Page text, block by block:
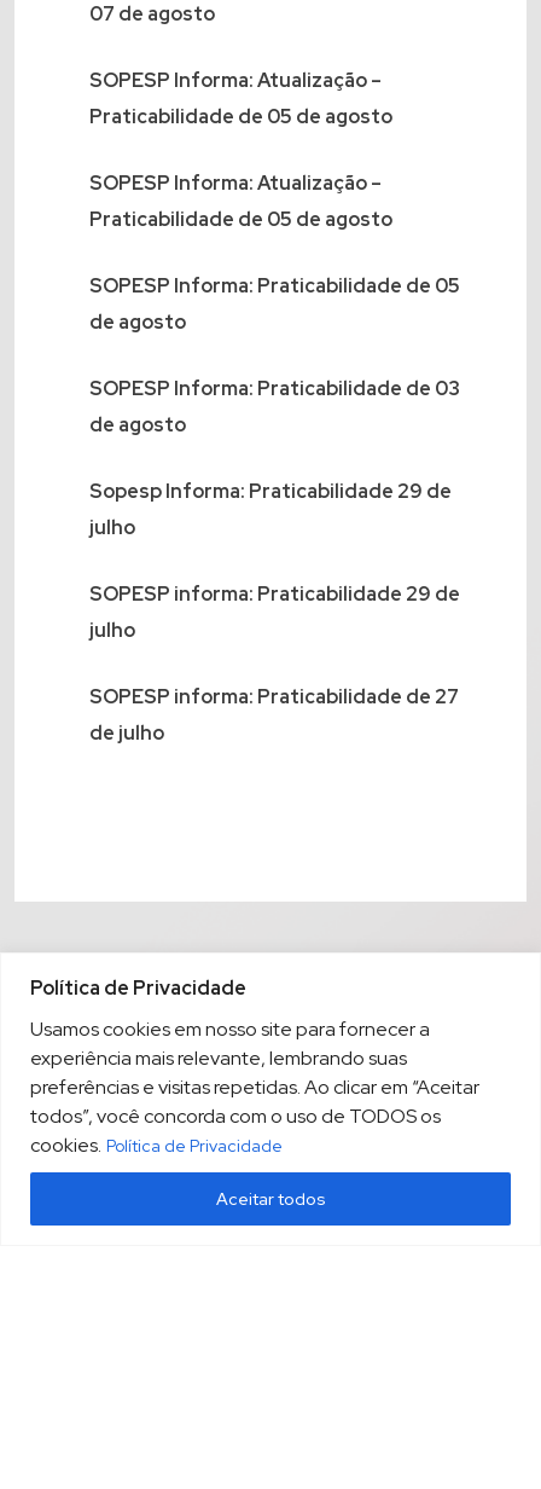
Política de Privacidade
Usamos cookies em nosso site para fornecer a
experiência mais relevante, lembrando suas
preferências e visitas repetidas. Ao clicar em “Aceitar
todos”, você concorda com o uso de TODOS os
cookies. Política de Privacidade
Aceitar todos
07 de agosto
SOPESP Informa: Atualização –
Praticabilidade de 05 de agosto
SOPESP Informa: Atualização –
Praticabilidade de 05 de agosto
SOPESP Informa: Praticabilidade de 05
de agosto
SOPESP Informa: Praticabilidade de 03
de agosto
Sopesp Informa: Praticabilidade 29 de
julho
SOPESP informa: Praticabilidade 29 de
julho
SOPESP informa: Praticabilidade de 27
de julho